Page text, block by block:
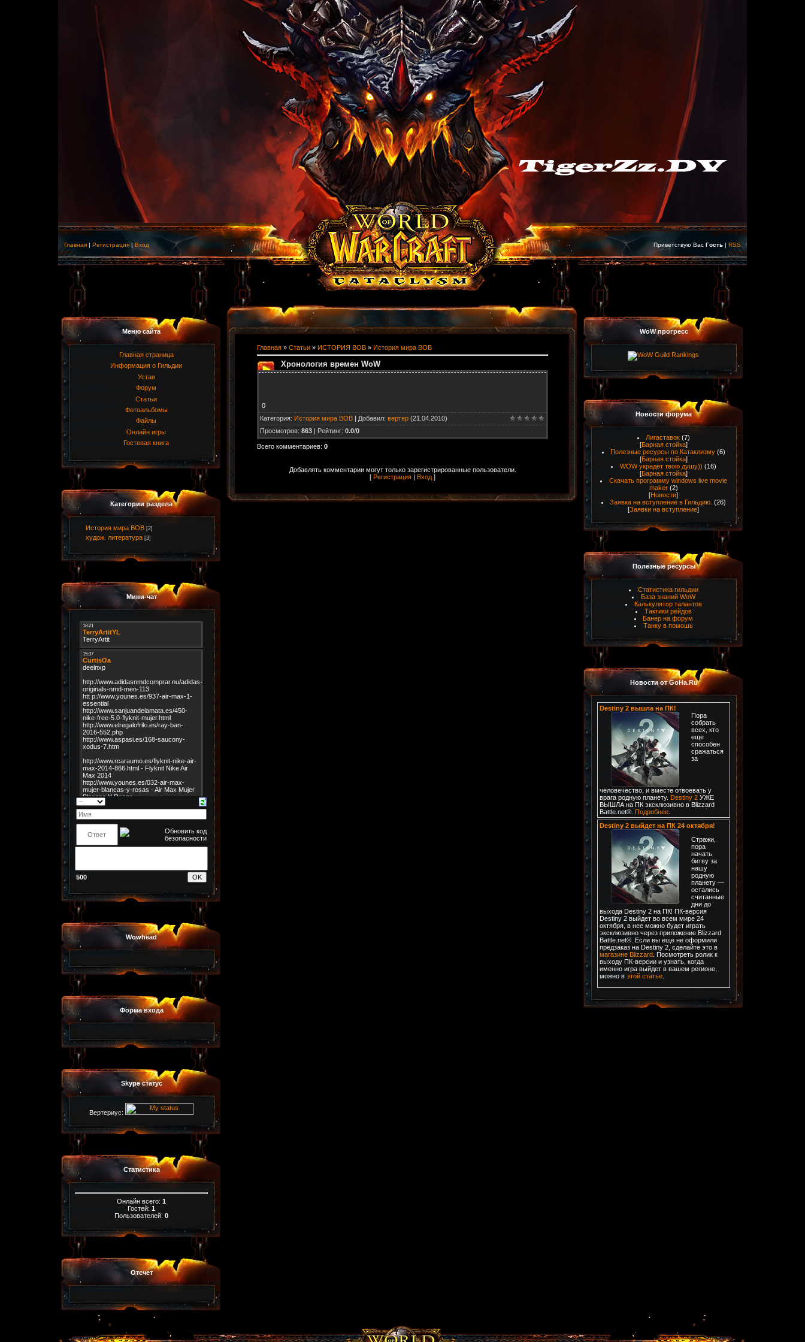
Главная | Регистрация | Вход Приветствую Вас Гость | RSS
Меню сайта
Главная страница
Информация о Гильдии
Устав
Форум
Статьи
Фотоальбомы
Файлы
Онлайн игры
Гостевая книга
Категории раздела
История мира ВОВ [2]
худож. литература [3]
Мини-чат
500
Wowhead
Форма входа
Skype статус
Вертериус:
Статистика
Онлайн всего: 1
Гостей: 1
Пользователей: 0
Отсчет
Главная » Статьи » ИСТОРИЯ ВОВ » История мира ВОВ
Хронология времен WoW
0
Категория: История мира ВОВ | Добавил: вертер (21.04.2010)
Просмотров: 863 | Рейтинг: 0.0/0
Всего комментариев: 0
Добавлять комментарии могут только зарегистрированные пользователи.
[ Регистрация | Вход ]
WoW прогресс
Новости форума
Лигаставок (7)
[Барная стойка]
Полезные ресурсы по Катаклизму (6)
[Барная стойка]
WOW украдет твою душу)) (16)
[Барная стойка]
Скачать программу windows live movie
maker (2)
[Новости]
Заявка на вступление в Гильдию. (26)
[Заявки на вступление]
Полезные ресурсы
Статистика гильдии
База знаний WoW
Калькулятор талантов
Тактики рейдов
Банер на форум
Танку в помошь
Новости от GoHa.Ru
Destiny 2 вышла на ПК!
Пора
собрать
всех, кто
еще
способен
сражаться
за
человечество, и вместе отвоевать у
врага родную планету. Destiny 2УЖЕ
ВЫШЛА на ПК эксклюзивно в Blizzard
Battle.net®. Подробнее.
Destiny 2 выйдет на ПК 24 октября!
Стражи,
пора
начать
битву за
нашу
родную
планету —
остались
считанные
дни до
выхода Destiny 2 на ПК! ПК-версия
Destiny 2 выйдет во всем мире 24
октября, в нее можно будет играть
эксклюзивно через приложение Blizzard
Battle.net®. Если вы еще не оформили
предзаказ на Destiny 2, сделайте это в
магазине Blizzard. Посмотреть ролик к
выходу ПК-версии и узнать, когда
именно игра выйдет в вашем регионе,
можно в этой статье.